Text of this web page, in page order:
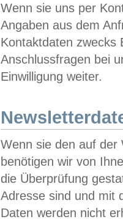
Wenn sie uns per
Angaben aus dem
Kontaktdaten zwecks
Anschlussfragen bei
Einwilligung weiter.
Wenn sie den auf der
benötigen wir von
die Überprüfung
Adresse sind und mit
Daten werden nicht